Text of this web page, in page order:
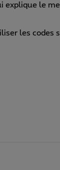
le
les codes